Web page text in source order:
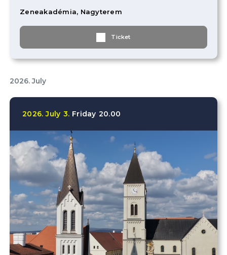
Zeneakadémia, Nagyterem
Ticket
2026. July
2026. July 3. Friday 20.00